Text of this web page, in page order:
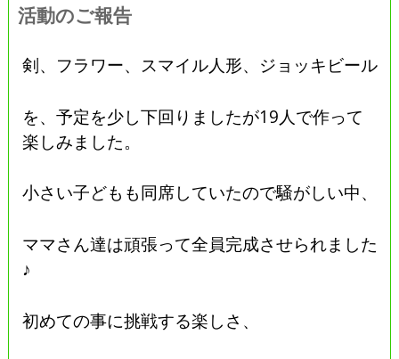
活動のご報告
剣、フラワー、スマイル人形、ジョッキビール
を、予定を少し下回りましたが19人で作って
楽しみました。
小さい子どもも同席していたので騒がしい中、
ママさん達は頑張って全員完成させられました
♪
初めての事に挑戦する楽しさ、